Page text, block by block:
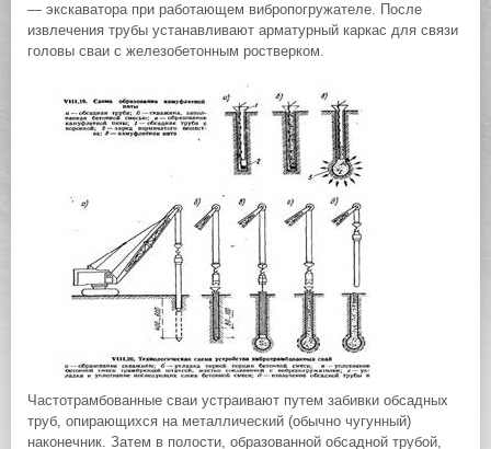
— экскаватора при работающем вибропогружателе. После
извлечения трубы устанавливают арматурный каркас для связи
головы сваи с железобетонным ростверком.
Частотрамбованные сваи устраивают путем забивки обсадных
труб, опирающихся на металлический (обычно чугунный)
наконечник. Затем в полости, образованной обсадной трубой,